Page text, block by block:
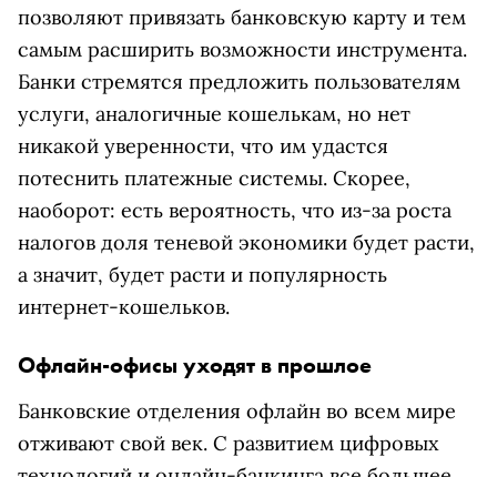
позволяют привязать банковскую карту и тем
самым расширить возможности инструмента.
Банки стремятся предложить пользователям
услуги, аналогичные кошелькам, но нет
никакой уверенности, что им удастся
потеснить платежные системы. Скорее,
наоборот: есть вероятность, что из-за роста
налогов доля теневой экономики будет расти,
а значит, будет расти и популярность
интернет-кошельков.
Офлайн-офисы уходят в прошлое
Банковские отделения офлайн во всем мире
отживают свой век. С развитием цифровых